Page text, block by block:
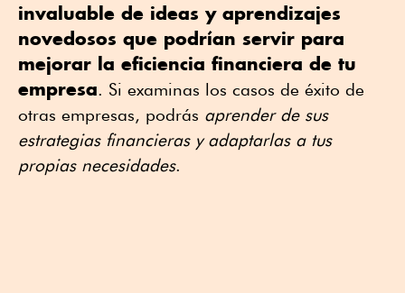
invaluable de ideas y aprendizajes
novedosos que podrían servir para
mejorar la eficiencia financiera de tu
empresa. Si examinas los casos de éxito de
otras empresas, podrás aprender de sus
estrategias financieras y adaptarlas a tus
propias necesidades.